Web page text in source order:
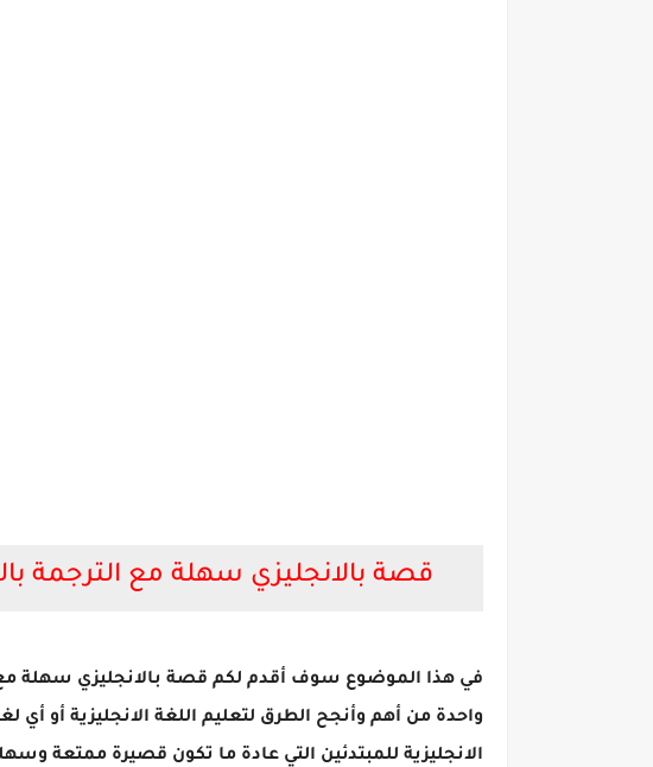
قصة بالانجليزي سهلة مع الترجمة
في هذا الموضوع سوف أقدم لكم قصة بالانجليزي سهلة مع
واحدة من أهم وأنجح الطرق لتعليم اللغة الانجليزية أو
الانجليزية للمبتدئين التي عادة ما تكون قصيرة ممتعة